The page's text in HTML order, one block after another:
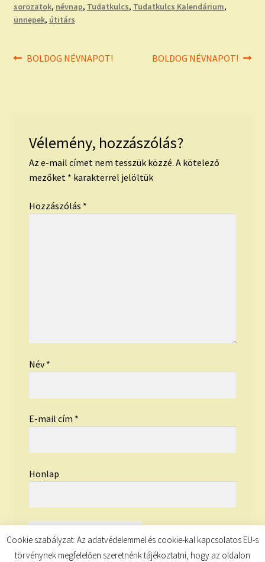
sorozatok, névnap, Tudatkulcs, Tudatkulcs Kalendárium,
ünnepek, útitárs
Bejegyzés
Previous
BOLDOG NÉVNAPOT!
Next
BOLDOG NÉVNAPOT!
Vélemény, hozzászólás?
Az e-mail címet nem tesszük közzé. A kötelező
mezőket * karakterrel jelöltük
Hozzászólás *
Név*
E-mail cím *
Honlap
Cookie szabályzat: Az adatvédelemmel és cookie-kal kapcsolatos EU-s
törvénynek megfelelően szeretnénk tájékoztatni, hogy az oldalon